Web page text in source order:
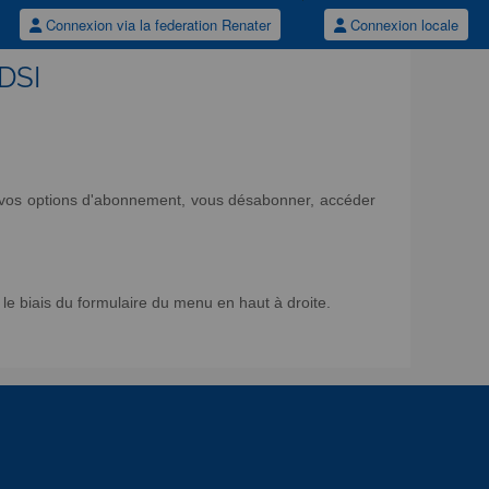
Connexion via la federation Renater Connexion locale
options d'abonnement, vous désabonner, accéder
biais du formulaire du menu en haut à droite.